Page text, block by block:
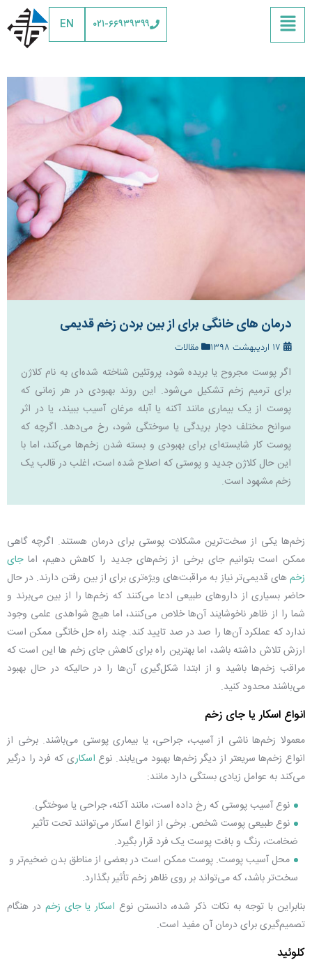
EN ۰۲۱-۶۶۹۳۹۳۹۹
درمان های خانگی برای از بین بردن زخم قدیمی
مقالات
اگر پوست مجروح یا بریده شود، پروتئین شناخته شده‌ای به نام کلاژن
برای ترمیم زخم تشکیل می‌شود. این روند بهبودی در هر زمانی که
پوست از یک بیماری مانند آکنه یا آبله مرغان آسیب ببیند، یا در اثر
سوانح مختلف دچار بریدگی یا سوختگی شود، رخ می‌دهد. اگرچه که
پوست کار شایسته‌ای برای بهبودی و بسته شدن زخم‌ها می‌کند، اما با
این حال کلاژن جدید و پوستی که اصلاح شده است، اغلب در قالب یک
زخم مشهود است.
زخم‌ها یکی از سخت‌ترین مشکلات پوستی برای درمان هستند. اگرچه گاهی
ممکن است بتوانیم جای برخی از زخم‌های جدید را کاهش دهیم، اماجای
زخمهای قدیمی‌تر نیاز به مراقبت‌های ویژه‌تری برای از بین رفتن دارند. در حال
حاضر بسیاری از داروهای طبیعی ادعا می‌کنند که زخم‌ها را از بین می‌برند و
شما را از ظاهر ناخوشایند آن‌ها خلاص می‌کنند، اما هیچ شواهدی علمی وجود
ندارد که عملکرد آن‌ها را صد در صد تایید کند. چند راه حل خانگی ممکن است
ارزش تلاش داشته باشد، اما بهترین راه برای کاهشجای زخم ها این است که
مراقب زخم‌ها باشید و از ابتدا شکل‌گیری آن‌ها را در حالیکه در حال بهبود
می‌باشند محدود کنید.
انواع اسکار یا جای زخم
معمولا زخم‌ها ناشی از آسیب، جراحی، یا بیماری پوستی می‌باشند. برخی از
انواع زخم‌ها سریعتر از دیگر زخم‌ها بهبود می‌یابند. نوع اسکاری که فرد را درگیر
می‌کند به عوامل زیادی بستگی دارد مانند:
نوع آسیب پوستی که رخ داده است، مانند آکنه، جراحی یا سوختگی.
نوع طبیعی پوست شخص. برخی از انواع اسکار می‌توانند تحت تأثیر
ضخامت، رنگ و بافت پوست یک فرد قرار بگیرد.
محل آسیب پوست. پوست ممکن است در بعضی از مناطق بدن ضخیم‌تر و
سخت‌تر باشد، که می‌تواند بر روی ظاهر زخم تأثیر بگذارد.
بنابراین با توجه به نکات ذکر شده، دانستن نوع اسکار یا جای زخم در هنگام
تصمیم‌گیری برای درمان آن مفید است.
کلوئید